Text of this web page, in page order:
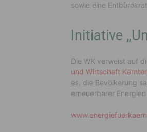
sowie eine
Initiative
Die WK verweist auf
und Wirtschaft
es, die Bevölkerung
erneuerbarer